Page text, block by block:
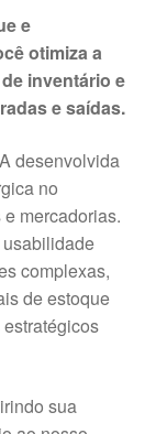
e
otimiza a
inventário e
e saídas.
desenvolvida
no
mercadorias.
complexas,
de estoque
sua